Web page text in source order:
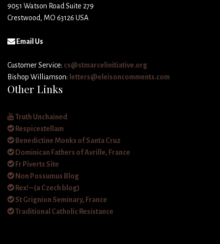
9051 Watson Road Suite 279
Crestwood, MO 63126 USA
Email Us
Customer Service: cs@stmarcelinitiative.org
Bishop Williamson: letters@eleisoncomments.com
Other Links
Truth Unchained
Respicestellam
Benedictine Monks of Santa Cruz
Dominican Fathers of Avrille, France
Fr Piverts Site
Non Possumus Blog
Rex! – (a Czech blog)
St Grignion Seminary, France
Traditional Catholic Resistance